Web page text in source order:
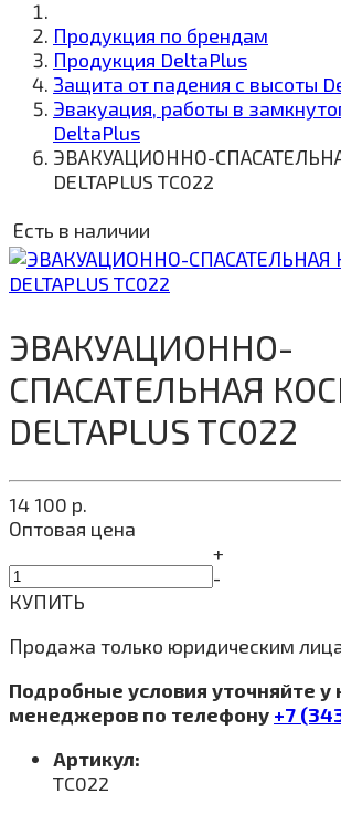
Продукция по брендам
Продукция DeltaPlus
Защита от падения с высоты
Эвакуация, работы в
DeltaPlus
ЭВАКУАЦИОННО-
DELTAPLUS TC022
Есть в наличии
ЭВАКУАЦИОННО-
СПАСАТЕЛЬНАЯ
DELTAPLUS TC022
14 100 р.
Оптовая цена
+
-
КУПИТЬ
Продажа только юридическим
Подробные условия уточняйте у
менеджеров по телефону +7
Артикул:
TC022